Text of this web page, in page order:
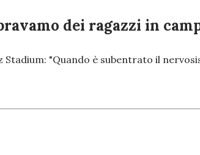
dei ragazzi in
"Quando è subentrato il